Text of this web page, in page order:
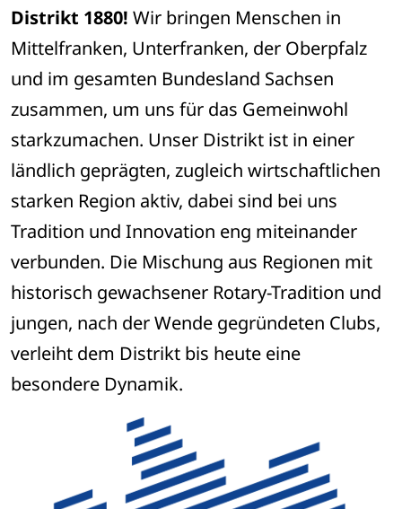
Distrikt 1880! Wir bringen Menschen in
Mittelfranken, Unterfranken, der Oberpfalz
und im gesamten Bundesland Sachsen
zusammen, um uns für das Gemeinwohl
starkzumachen. Unser Distrikt ist in einer
ländlich geprägten, zugleich wirtschaftlichen
starken Region aktiv, dabei sind bei uns
Tradition und Innovation eng miteinander
verbunden. Die Mischung aus Regionen mit
historisch gewachsener Rotary-Tradition und
jungen, nach der Wende gegründeten Clubs,
verleiht dem Distrikt bis heute eine
besondere Dynamik.